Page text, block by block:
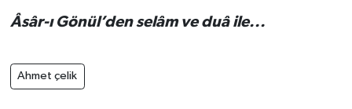
Âsâr-ı Gönül’den selâm ve duâ ile...
Ahmet çelik